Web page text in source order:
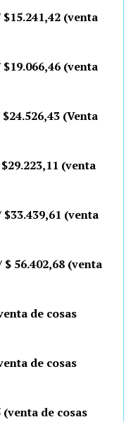
(venta
(venta
(Venta
(venta
(venta
56.402,68 (venta
de cosas
de cosas
de cosas